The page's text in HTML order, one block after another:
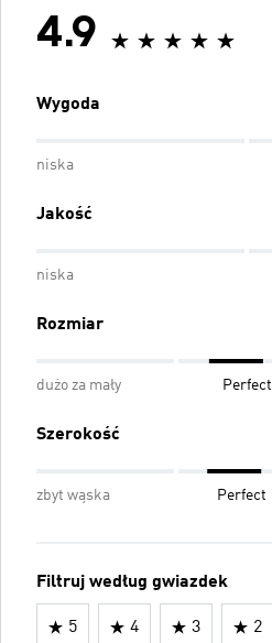
4.9
Wygoda
niska
Jakość
niska
Rozmiar
dużo za mały Perfect
Szerokość
zbyt wąska Perfect
Filtruj według gwiazdek
5 4 3 2